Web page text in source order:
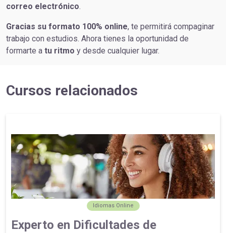
correo electrónico.
Gracias su formato 100% online, te permitirá compaginar
trabajo con estudios. Ahora tienes la oportunidad de
formarte a tu ritmo y desde cualquier lugar.
Cursos relacionados
Idiomas Online
Experto en Dificultades de